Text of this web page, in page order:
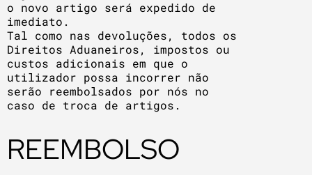
o novo artigo será expedido de
imediato.
Tal como nas devoluções, todos os
Direitos Aduaneiros, impostos ou
custos adicionais em que o
utilizador possa incorrer não
serão reembolsados por nós no
caso de troca de artigos.
REEMBOLSO